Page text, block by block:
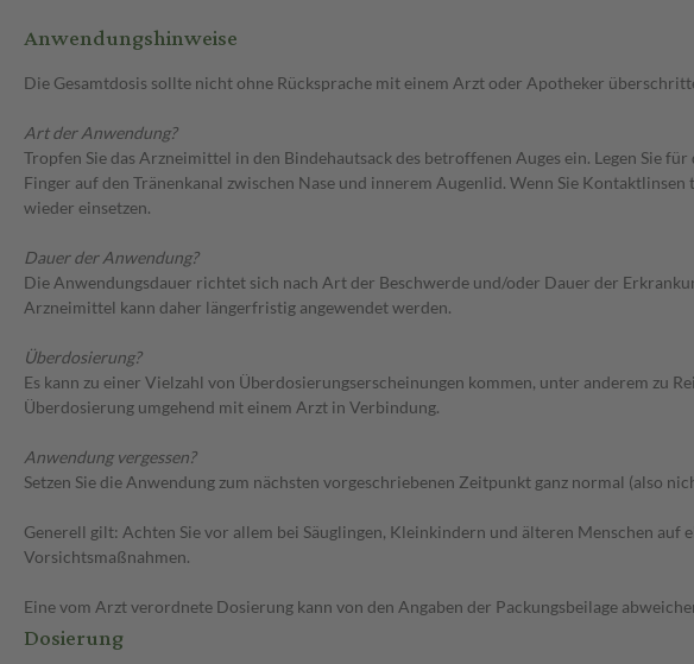
Anwendungshinweise
Die Gesamtdosis sollte nicht ohne Rücksprache mit einem Arzt oder Apotheker
Art der Anwendung?
Tropfen Sie das Arzneimittel in den Bindehautsack des betroffenen Auges ein. Legen Sie
Finger auf den Tränenkanal zwischen Nase und innerem Augenlid. Wenn Sie
wieder einsetzen.
Dauer der Anwendung?
Die Anwendungsdauer richtet sich nach Art der Beschwerde und/oder Dauer der
Arzneimittel kann daher längerfristig angewendet werden.
Überdosierung?
Es kann zu einer Vielzahl von Überdosierungserscheinungen kommen, unter anderem zu
Überdosierung umgehend mit einem Arzt in Verbindung.
Anwendung vergessen?
Setzen Sie die Anwendung zum nächsten vorgeschriebenen Zeitpunkt ganz normal (also
Generell gilt: Achten Sie vor allem bei Säuglingen, Kleinkindern und älteren Menschen
Vorsichtsmaßnahmen.
Eine vom Arzt verordnete Dosierung kann von den Angaben der Packungsbeilage
Dosierung